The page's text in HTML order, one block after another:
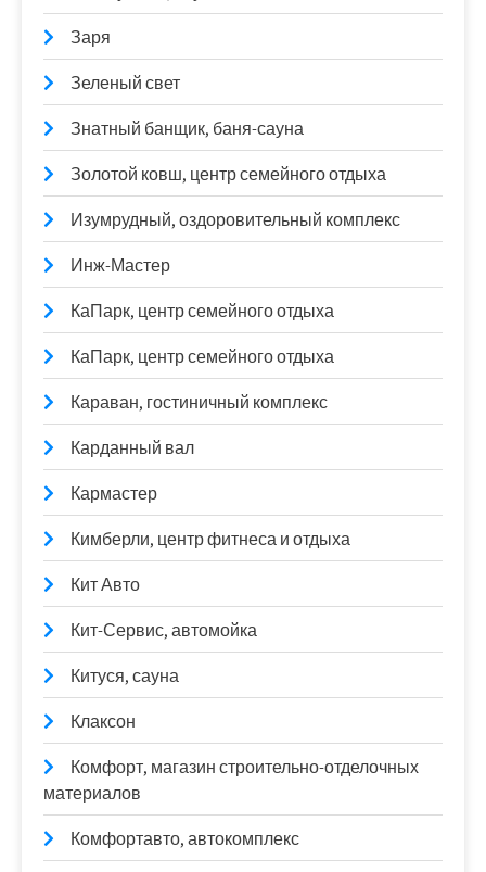
Заря
Зеленый свет
Знатный банщик, баня-сауна
Золотой ковш, центр семейного отдыха
Изумрудный, оздоровительный комплекс
Инж-Мастер
КаПарк, центр семейного отдыха
КаПарк, центр семейного отдыха
Караван, гостиничный комплекс
Карданный вал
Кармастер
Кимберли, центр фитнеса и отдыха
Кит Авто
Кит-Сервис, автомойка
Китуся, сауна
Клаксон
Комфорт, магазин строительно-отделочных
материалов
Комфортавто, автокомплекс